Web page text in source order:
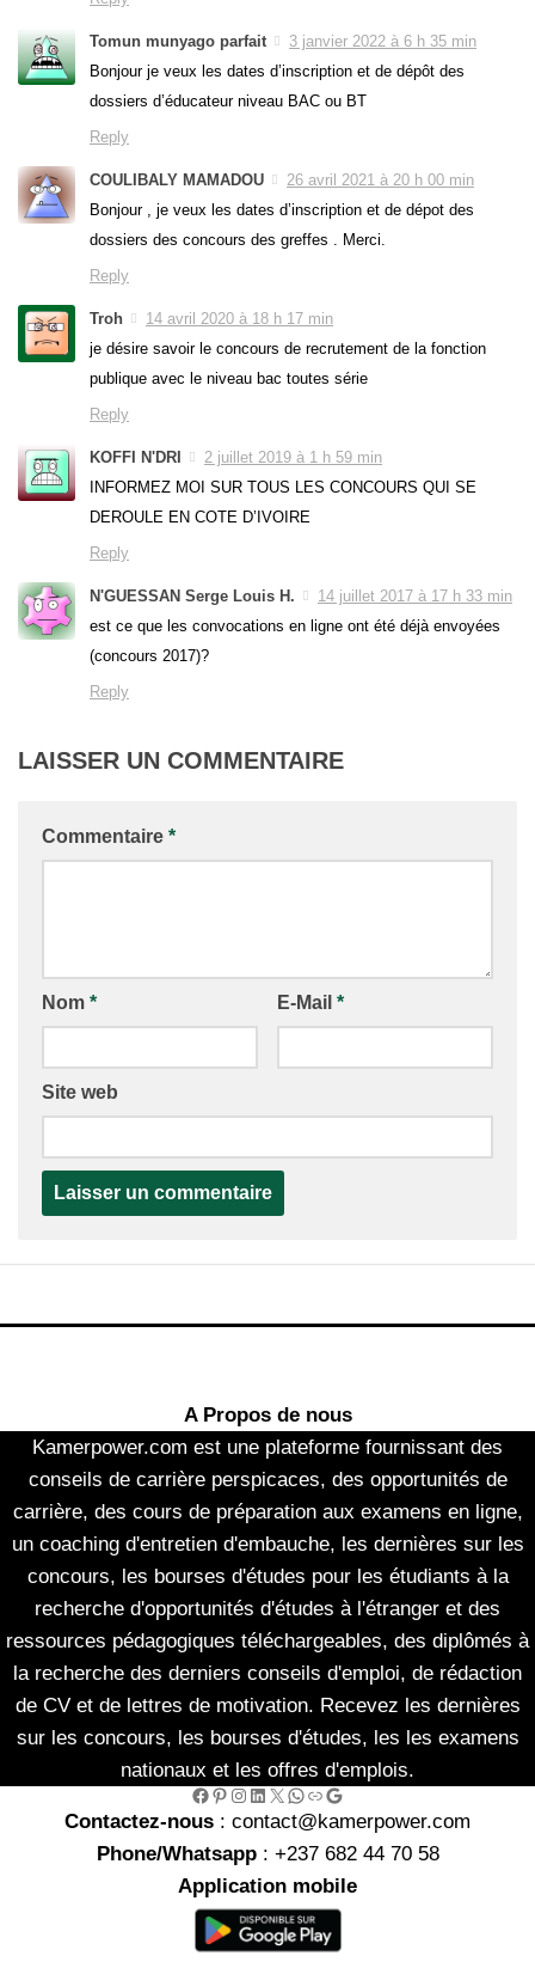
Tomun munyago parfait
3 janvier 2022 à 6 h 35 min
Bonjour je veux les dates d’inscription et de dépôt des
dossiers d’éducateur niveau BAC ou BT
Reply
COULIBALY MAMADOU
26 avril 2021 à 20 h 00 min
Bonjour , je veux les dates d’inscription et de dépot des
dossiers des concours des greffes . Merci.
Reply
Troh
14 avril 2020 à 18 h 17 min
je désire savoir le concours de recrutement de la fonction
publique avec le niveau bac toutes série
Reply
KOFFI N'DRI
2 juillet 2019 à 1 h 59 min
INFORMEZ MOI SUR TOUS LES CONCOURS QUI SE
DEROULE EN COTE D’IVOIRE
Reply
N'GUESSAN Serge Louis H.
14 juillet 2017 à 17 h 33 min
est ce que les convocations en ligne ont été déjà envoyées
(concours 2017)?
Reply
LAISSER UN COMMENTAIRE
Commentaire *
Nom * E-Mail *
Site web
A Propos de nous
Kamerpower.com est une plateforme fournissant des
conseils de carrière perspicaces, des opportunités de
carrière, des cours de préparation aux examens en ligne,
un coaching d'entretien d'embauche, les dernières sur les
concours, les bourses d'études pour les étudiants à la
recherche d'opportunités d'études à l'étranger et des
ressources pédagogiques téléchargeables, des diplômés à
la recherche des derniers conseils d'emploi, de rédaction
de CV et de lettres de motivation. Recevez les dernières
sur les concours, les bourses d'études, les les examens
nationaux et les offres d'emplois.
Facebook Pinterest InstagramLinkedIn X WhatsApp Link Google
Contactez-nous : contact@kamerpower.com
Phone/Whatsapp: +237 682 44 70 58
Application mobile